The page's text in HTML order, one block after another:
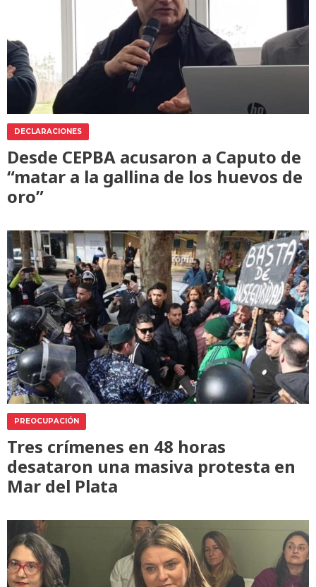
DECLARACIONES
Desde CEPBA acusaron a Caputo de
“matar a la gallina de los huevos de
oro”
PREOCUPACIÓN
Tres crímenes en 48 horas
desataron una masiva protesta en
Mar del Plata